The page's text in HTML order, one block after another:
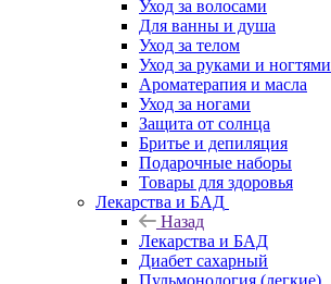
Уход за волосами
Для ванны и душа
Уход за телом
Уход за руками и ногтями
Ароматерапия и масла
Уход за ногами
Защита от солнца
Бритье и депиляция
Подарочные наборы
Товары для здоровья
Лекарства и БАД
Назад
Лекарства и БАД
Диабет сахарный
Пульмонология (легкие)